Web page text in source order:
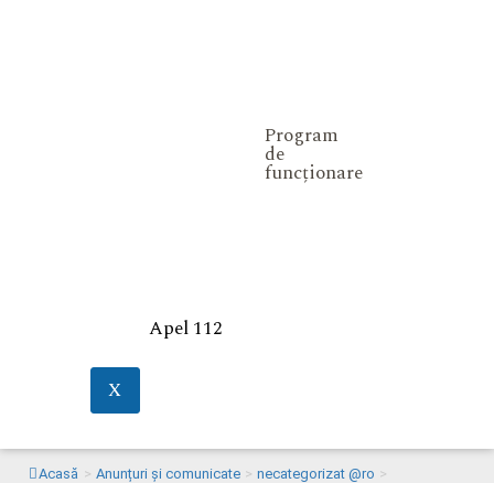
Program
de
funcționare
Apel 112
X
Acasă > Anunțuri și comunicate > necategorizat @ro >